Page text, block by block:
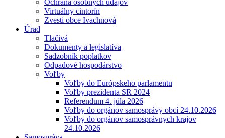
Ochrana osobných údajov
Virtuálny cintorín
Zvesti obce Ivachnová
Úrad
Tlačivá
Dokumenty a legislatíva
Sadzobník poplatkov
Odpadové hospodárstvo
Voľby
Voľby do Európskeho parlamentu
Voľby prezidenta SR 2024
Referendum 4. júla 2026
Voľby do orgánov samosprávy obcí 24.10.2026
Voľby do orgánov samosprávnych krajov
24.10.2026